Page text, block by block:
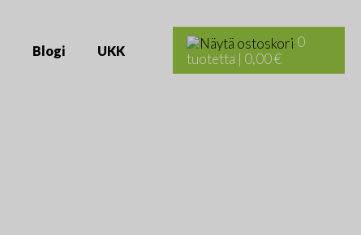
Blogi UKK
Haku:
0
tuotetta | 0,00 €